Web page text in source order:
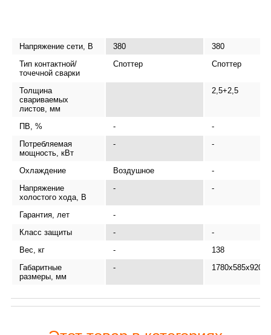
Напряжение сети, В 380
380
Тип контактной/
точечной сварки
Споттер Споттер
Толщина
свариваемых
листов, мм
2,5+2,5
ПВ, % -
-
Потребляемая
мощность, кВт
- -
Охлаждение Воздушное
-
Напряжение
холостого хода, В
- -
Гарантия, лет
-
Класс защиты
-
-
Вес, кг
-
138
Габаритные
размеры, мм
- 1780x585x920